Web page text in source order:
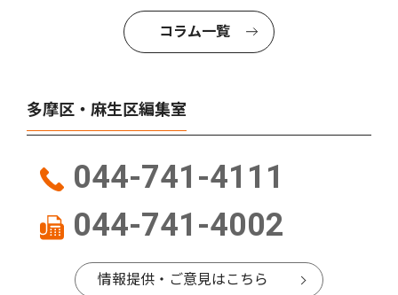
コラム一覧
多摩区・麻生区編集室
044-741-4111
044-741-4002
情報提供・ご意見はこちら